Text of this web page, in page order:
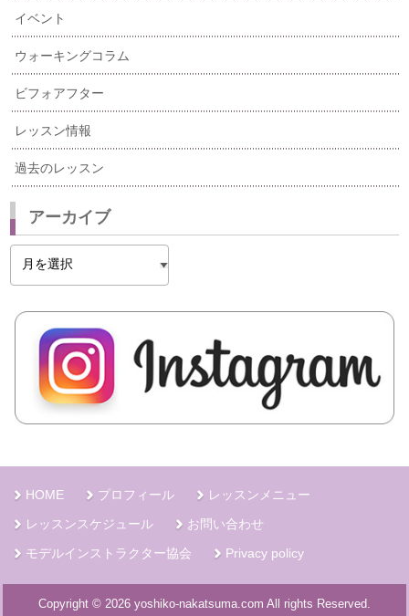
イベント
ウォーキングコラム
ビフォアフター
レッスン情報
過去のレッスン
アーカイブ
イ
HOME プロフィール レッスンメニュー
レッスンスケジュール お問い合わせ
モデルインストラクター協会 Privacy policy
Copyright © 2026 yoshiko-nakatsuma.com All rights Reserved.